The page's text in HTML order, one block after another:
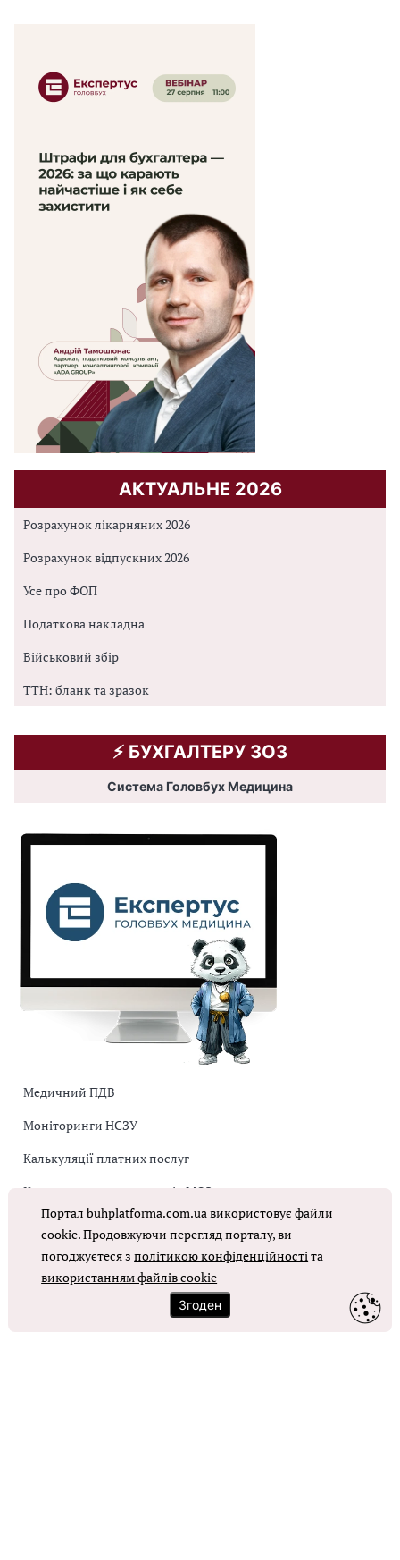
АКТУАЛЬНЕ 2026
Розрахунок лікарняних 2026
Розрахунок відпускних 2026
Усе про ФОП
Податкова накладна
Військовий збір
ТТН: бланк та зразок
⚡️ БУХГАЛТЕРУ ЗОЗ
Система Головбух Медицина
Медичний ПДВ
Моніторинги НСЗУ
Калькуляції платних послуг
Коригувальна накладна від МОЗ
Оплата праці в КНП
ОТРИМАТИ ДОСТУП
Портал buhplatforma.com.ua використовує файли
cookie. Продовжуючи перегляд порталу, ви
погоджуєтеся зполітикою конфіденційностіта
використанням файлів cookie
Згоден